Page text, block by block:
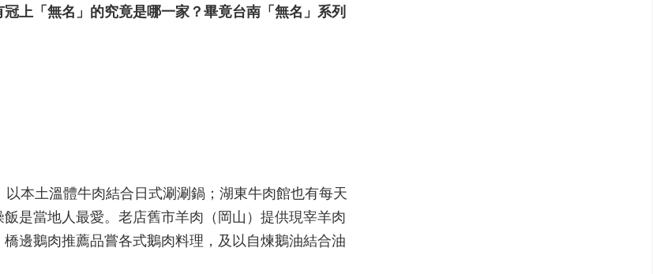
上「無名」的究竟是哪一家？畢竟台南「無名」系列
本土溫體牛肉結合日式涮涮鍋；湖東牛肉館也有每天
是當地人最愛。老店舊市羊肉（岡山）提供現宰羊肉
邊鵝肉推薦品嘗各式鵝肉料理，及以自煉鵝油結合油